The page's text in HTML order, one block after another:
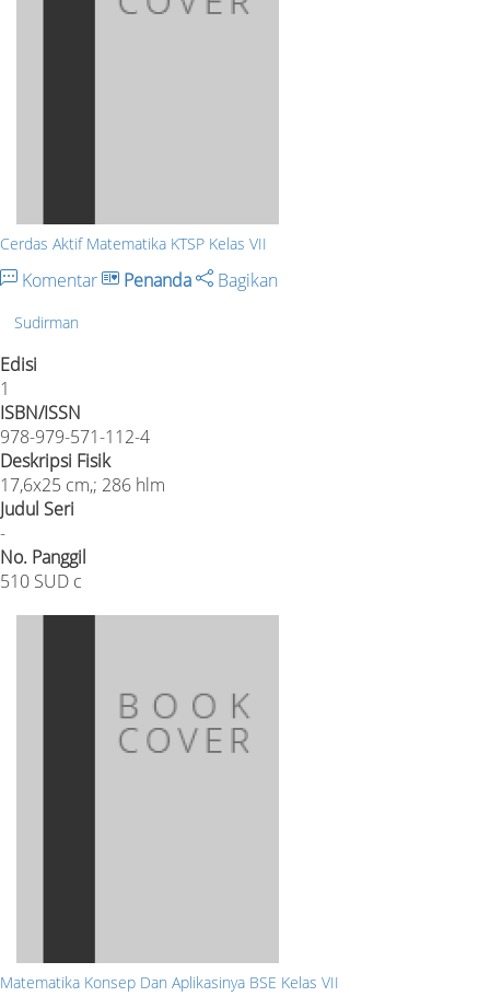
Cerdas Aktif Matematika KTSP Kelas VII
Komentar Penanda Bagikan
Sudirman
Edisi
1
ISBN/ISSN
978-979-571-112-4
Deskripsi Fisik
17,6x25 cm,; 286 hlm
Judul Seri
-
No. Panggil
510 SUD c
Matematika Konsep Dan Aplikasinya BSE Kelas VII